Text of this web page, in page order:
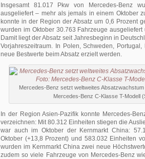
Insgesamt 81.017 Pkw von Mercedes-Benz
ausgeliefert – mehr als jemals in einem Oktober
konnte in der Region der Absatz um 0,6 Prozent
wurden im Oktober 30.763 Fahrzeuge
Damit liegt der Absatz seit Jahresbeginn in
Vorjahreszeitraum. In Polen, Schweden,
neue Bestwerte beim Absatz erzielt werden.
Mercedes-Benz setzt weltweites
Mercedes-Benz C-Klasse T-Modell
In der Region Asien-Pazifik konnte Mercedes-
verzeichnen: Mit 80.312 Einheiten stiegen die
war auch im Oktober der Kernmarkt China:
Oktober (+13,8 Prozent) und 583.032 Einheiten
wurden im Kernmarkt China zwei neue
zudem so viele Fahrzeuge von Mercedes-Benz